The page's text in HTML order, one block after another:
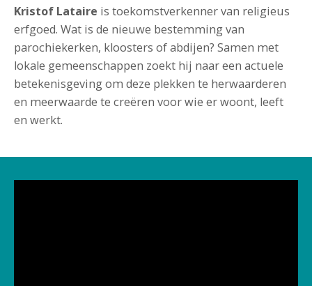
Kristof Lataire is toekomstverkenner van religieus
erfgoed. Wat is de nieuwe bestemming van
parochiekerken, kloosters of abdijen? Samen met
lokale gemeenschappen zoekt hij naar een actuele
betekenisgeving om deze plekken te herwaarderen
en meerwaarde te creëren voor wie er woont, leeft
en werkt.